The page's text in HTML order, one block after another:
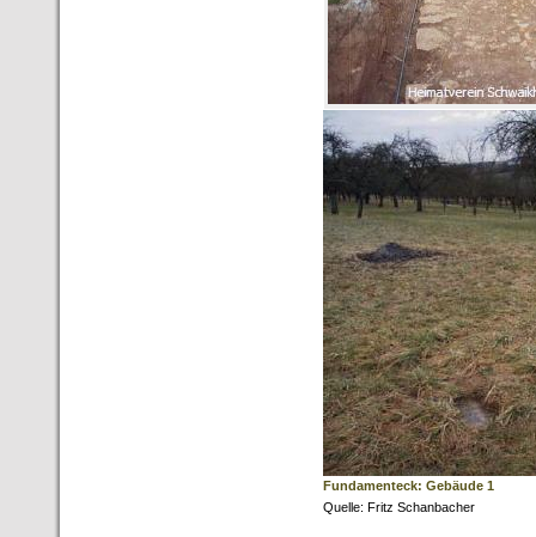
Fundamenteck: Gebäude 1
Quelle: Fritz Schanbacher